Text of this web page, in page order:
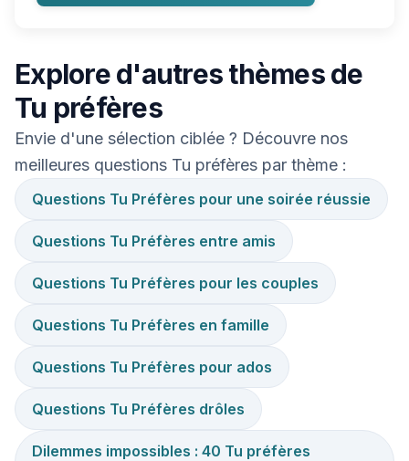
Explore d'autres thèmes de
Tu préfères
Envie d'une sélection ciblée ? Découvre nos
meilleures questions Tu préfères par thème :
Questions Tu Préfères pour une soirée réussie
Questions Tu Préfères entre amis
Questions Tu Préfères pour les couples
Questions Tu Préfères en famille
Questions Tu Préfères pour ados
Questions Tu Préfères drôles
Dilemmes impossibles : 40 Tu préfères